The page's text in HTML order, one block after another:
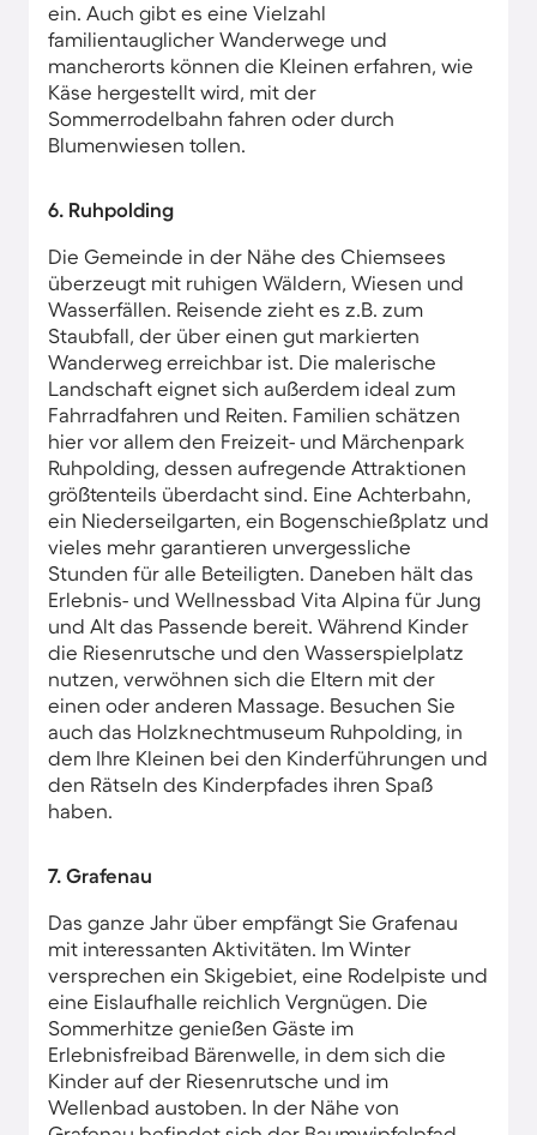
ein. Auch gibt es eine Vielzahl
familientauglicher Wanderwege und
mancherorts können die Kleinen erfahren, wie
Käse hergestellt wird, mit der
Sommerrodelbahn fahren oder durch
Blumenwiesen tollen.
6. Ruhpolding
Die Gemeinde in der Nähe des Chiemsees
überzeugt mit ruhigen Wäldern, Wiesen und
Wasserfällen. Reisende zieht es z.B. zum
Staubfall, der über einen gut markierten
Wanderweg erreichbar ist. Die malerische
Landschaft eignet sich außerdem ideal zum
Fahrradfahren und Reiten. Familien schätzen
hier vor allem den Freizeit- und Märchenpark
Ruhpolding, dessen aufregende Attraktionen
größtenteils überdacht sind. Eine Achterbahn,
ein Niederseilgarten, ein Bogenschießplatz und
vieles mehr garantieren unvergessliche
Stunden für alle Beteiligten. Daneben hält das
Erlebnis- und Wellnessbad Vita Alpina für Jung
und Alt das Passende bereit. Während Kinder
die Riesenrutsche und den Wasserspielplatz
nutzen, verwöhnen sich die Eltern mit der
einen oder anderen Massage. Besuchen Sie
auch das Holzknechtmuseum Ruhpolding, in
dem Ihre Kleinen bei den Kinderführungen und
den Rätseln des Kinderpfades ihren Spaß
haben.
7. Grafenau
Das ganze Jahr über empfängt Sie Grafenau
mit interessanten Aktivitäten. Im Winter
versprechen ein Skigebiet, eine Rodelpiste und
eine Eislaufhalle reichlich Vergnügen. Die
Sommerhitze genießen Gäste im
Erlebnisfreibad Bärenwelle, in dem sich die
Kinder auf der Riesenrutsche und im
Wellenbad austoben. In der Nähe von